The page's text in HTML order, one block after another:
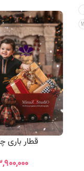
قطار باری